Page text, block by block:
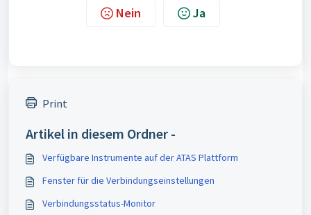
Nein Ja
Print
Artikel in diesem Ordner -
Verfügbare Instrumente auf der ATAS Plattform
Fenster für die Verbindungseinstellungen
Verbindungsstatus-Monitor